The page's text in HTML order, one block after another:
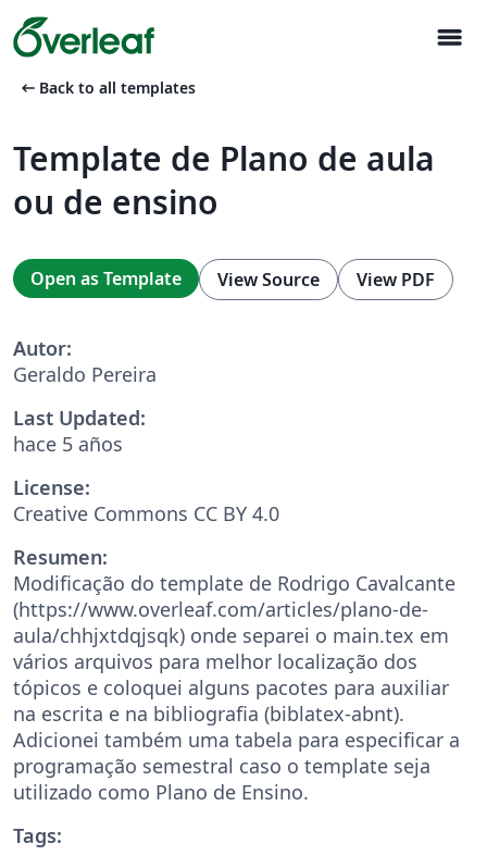
menu
arrow_left_alt Back to all templates
Template de Plano de aula
ou de ensino
Open as Template View Source View PDF
Autor:
Geraldo Pereira
Last Updated:
hace 5 años
License:
Creative Commons CC BY 4.0
Resumen:
Modificação do template de Rodrigo Cavalcante
(https://www.overleaf.com/articles/plano-de-
aula/chhjxtdqjsqk) onde separei o main.tex em
vários arquivos para melhor localização dos
tópicos e coloquei alguns pacotes para auxiliar
na escrita e na bibliografia (biblatex-abnt).
Adicionei também uma tabela para especificar a
programação semestral caso o template seja
utilizado como Plano de Ensino.
Tags: